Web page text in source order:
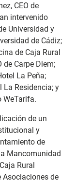
CEO de
intervenido
Universidad y
de Cádiz;
de Caja Rural
de Carpe Diem;
La Peña;
La Residencia; y
WeTarifa.
de un
y
de
Mancomunidad
Rural
Asociaciones de